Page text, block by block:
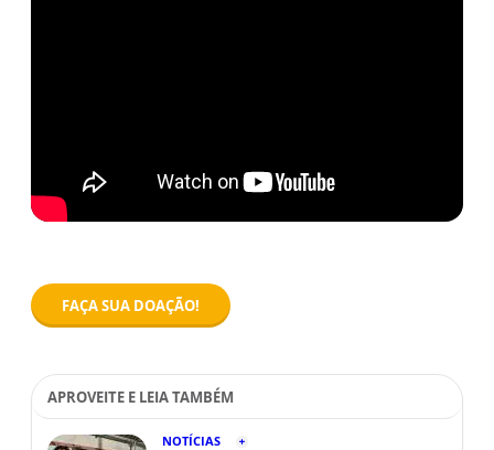
FAÇA SUA DOAÇÃO!
APROVEITE E LEIA TAMBÉM
NOTÍCIAS